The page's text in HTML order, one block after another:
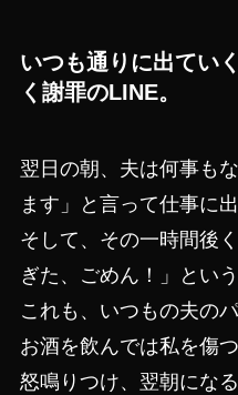
いつも通りに出てい
く謝罪のLINE。
翌日の朝、夫は何事も
ます」と言って仕事に出
そして、その一時間後
ぎた、ごめん！」とい
これも、いつもの夫の
お酒を飲んでは私を傷
怒鳴りつけ、翌朝にな